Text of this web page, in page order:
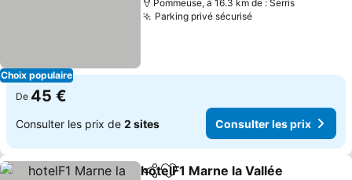
Choix populaire
Pommeuse, à 16.3 km de : Serris
Parking privé sécuriséConsulter les
De 45 €
Consulter les prix de 2 sites Consulter les prix
hotelF1 Marne la Vallée